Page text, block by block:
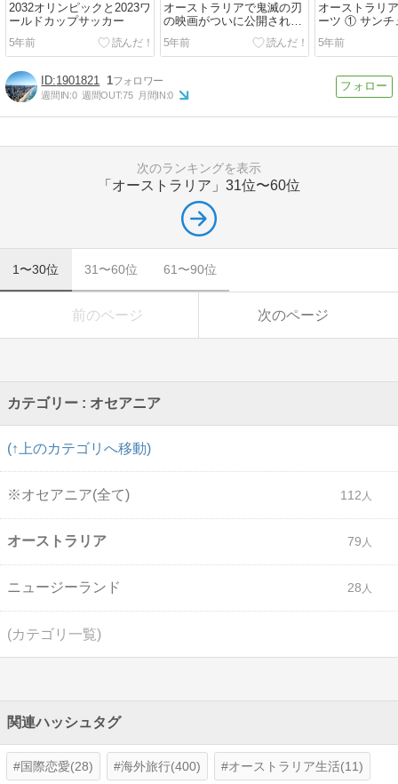
2032オリンピックと2023ワ
ールドカップサッカー
5年前
オーストラリアで鬼滅の刃
の映画がついに公開されま
した！
5年前
オーストラリ
ーツ ① サンチ
5年前
1901821 1
週間IN:0 週間OUT:75 月間IN:0
次のランキングを表示
「オーストラリア」 31位〜60位
1〜30位 31〜60位 61〜90位
前のページ 次のページ
カテゴリー : オセアニア
(↑上のカテゴリへ移動)
※オセアニア(全て) 112
オーストラリア 79
ニュージーランド 28
(カテゴリ一覧)
関連ハッシュタグ
国際恋愛(28) 海外旅行(400) オーストラリア生活(11)